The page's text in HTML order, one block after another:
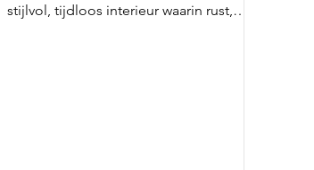
stijlvol, tijdloos interieur waarin rust,